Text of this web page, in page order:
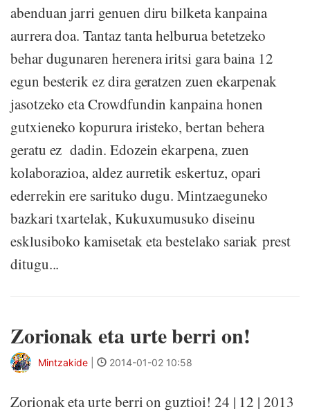
abenduan jarri genuen diru bilketa kanpaina
aurrera doa. Tantaz tanta helburua betetzeko
behar dugunaren herenera iritsi gara baina 12
egun besterik ez dira geratzen zuen ekarpenak
jasotzeko eta Crowdfundin kanpaina honen
gutxieneko kopurura iristeko, bertan behera
geratu ez dadin. Edozein ekarpena, zuen
kolaborazioa, aldez aurretik eskertuz, opari
ederrekin ere sarituko dugu. Mintzaeguneko
bazkari txartelak, Kukuxumusuko diseinu
esklusiboko kamisetak eta bestelako sariak prest
ditugu...
Zorionak eta urte berri on!
Mintzakide 2014-01-02 10:58
Zorionak eta urte berri on guztioi! 24 | 12 | 2013